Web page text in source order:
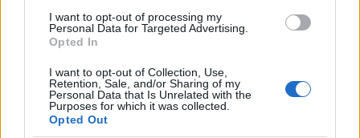
I want to opt-out of processing my
Personal Data for Targeted Advertising.
Opted In
I want to opt-out of Collection, Use,
Retention, Sale, and/or Sharing of my
Personal Data that Is Unrelated with the
Purposes for which it was collected.
Opted Out
puede ser la diferencia entre el éxito y el fracaso en
un entorno económico tan volátil.